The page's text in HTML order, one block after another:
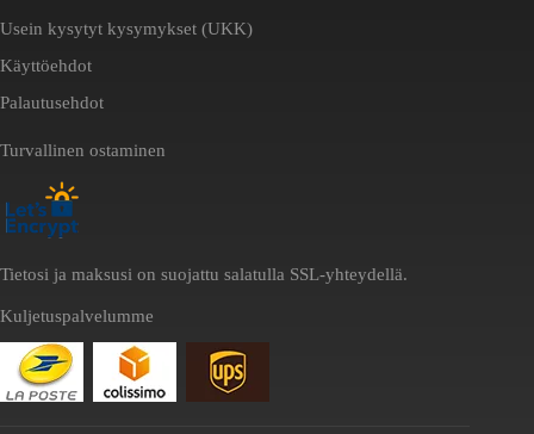
Usein kysytyt kysymykset (UKK)
Käyttöehdot
Palautusehdot
Turvallinen ostaminen
Tietosi ja maksusi on suojattu salatulla SSL-yhteydellä.
Kuljetuspalvelumme